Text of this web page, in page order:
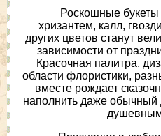
Роскошные букеты
хризантем, калл,
других цветов станут
зависимости от
Красочная палитра,
области флористики,
вместе рождает
наполнить даже обычный